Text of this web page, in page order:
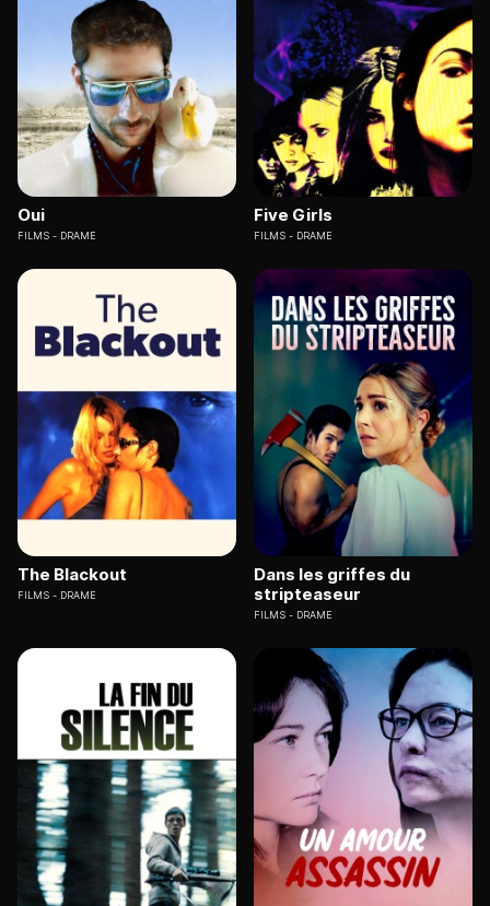
Oui
FILMS DRAME
Five Girls
FILMS DRAME
The Blackout
FILMS DRAME
Dans les griffes du
stripteaseur
FILMS DRAME